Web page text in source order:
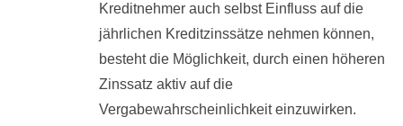
Kreditnehmer auch selbst Einfluss auf die
jährlichen Kreditzinssätze nehmen können,
besteht die Möglichkeit, durch einen höheren
Zinssatz aktiv auf die
Vergabewahrscheinlichkeit einzuwirken.